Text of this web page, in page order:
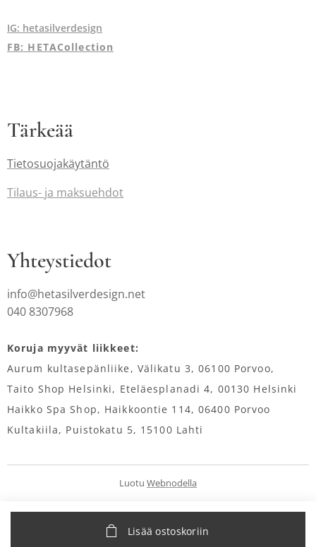
Lisää ostoskoriin
IG: hetasilverdesign
FB: HETACollection
Tärkeää
Tietosuojakäytäntö
Tilaus- ja maksuehdot
Yhteystiedot
info@hetasilverdesign.net
040 8307968
Koruja myyvät liikkeet:
Aurum kultasepänliike, Välikatu 3, 06100 Porvoo,
Taito Shop Helsinki, Eteläesplanadi 4, 00130 Helsinki
Haikko Spa Shop, Haikkoontie 114, 06400 Porvoo
Kultakiila, Puistokatu 5, 15100 Lahti
Luotu Webnodella